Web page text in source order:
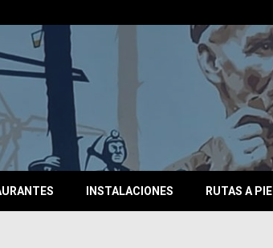
INSTALACIONES RUTAS A PIE